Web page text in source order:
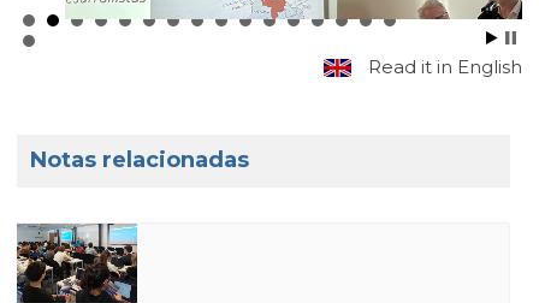
Read it in English
Notas relacionadas